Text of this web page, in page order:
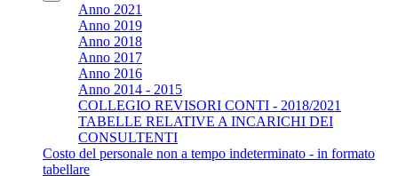
Anno 2021
Anno 2019
Anno 2018
Anno 2017
Anno 2016
Anno 2014 - 2015
COLLEGIO REVISORI CONTI - 2018/2021
TABELLE RELATIVE A INCARICHI DEI
CONSULTENTI
Costo del personale non a tempo indeterminato - in formato
tabellare